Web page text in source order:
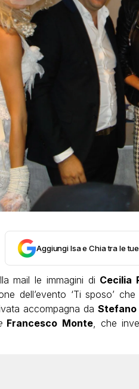
Aggiungi Isa e Chia tra le
mail le immagini di Cecilia
dell’evento ‘Ti sposo’
accompagna da
Francesco Monte, che